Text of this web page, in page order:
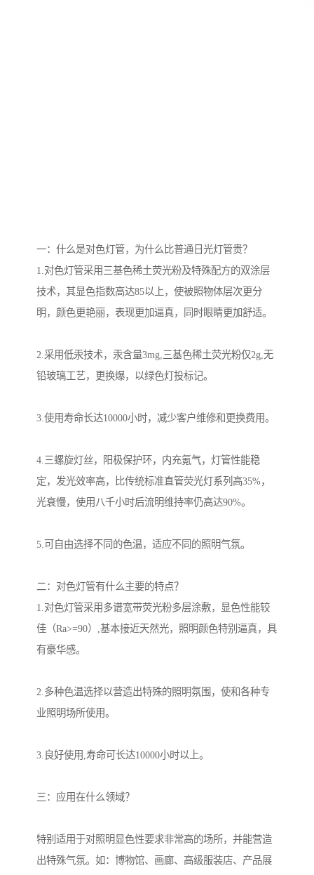
一：什么是对色灯管，为什么比普通日光灯管贵？
1.对色灯管采用三基色稀土荧光粉及特殊配方的双涂层
技术，其显色指数高达85以上，使被照物体层次更分
明，颜色更艳丽，表现更加逼真，同时眼睛更加舒适。
2.采用低汞技术，汞含量3mg,三基色稀土荧光粉仅2g,无
铅玻璃工艺，更换爆，以绿色灯投标记。
3.使用寿命长达10000小时，减少客户维修和更换费用。
4.三螺旋灯丝，阳极保护环，内充氪气，灯管性能稳
定，发光效率高，比传统标准直管荧光灯系列高35%，
光衰慢，使用八千小时后流明维持率仍高达90%。
5.可自由选择不同的色温，适应不同的照明气氛。
二：对色灯管有什么主要的特点？
1.对色灯管采用多谱宽带荧光粉多层涂敷，显色性能较
佳（Ra>=90）,基本接近天然光，照明颜色特别逼真，具
有豪华感。
2.多种色温选择以营造出特殊的照明氛围，使和各种专
业照明场所使用。
3.良好使用,寿命可长达10000小时以上。
三：应用在什么领域？
特别适用于对照明显色性要求非常高的场所，并能营造
出特殊气氛。如：博物馆、画廊、高级服装店、产品展